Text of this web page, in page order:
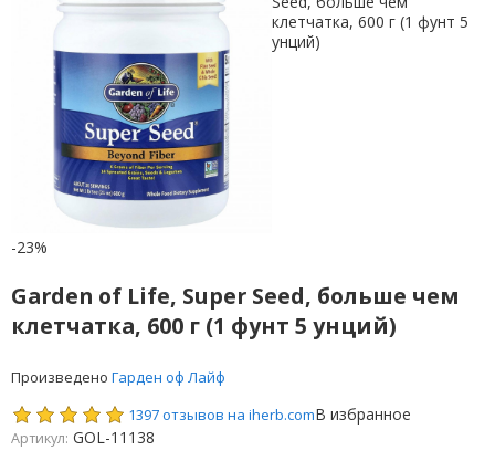
-23%
Garden of Life, Super Seed, больше чем
клетчатка, 600 г (1 фунт 5 унций)
Произведено Гарден оф Лайф
1397 отзывов на iherb.comВ избранное
Артикул: GOL-11138